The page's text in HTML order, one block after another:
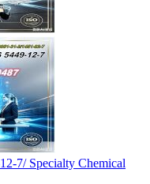
7/ Specialty Chemical